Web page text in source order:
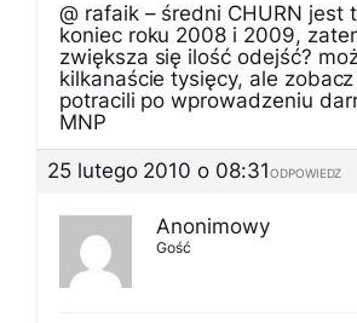
@ rafaik – średni CHURN jest
koniec roku 2008 i 2009,
zwiększa się ilość odejść?
kilkanaście tysięcy, ale
potracili po wprowadzeniu
MNP
25 lutego 2010 o 08:31ODPOWIEDZ
Anonimowy
Gość